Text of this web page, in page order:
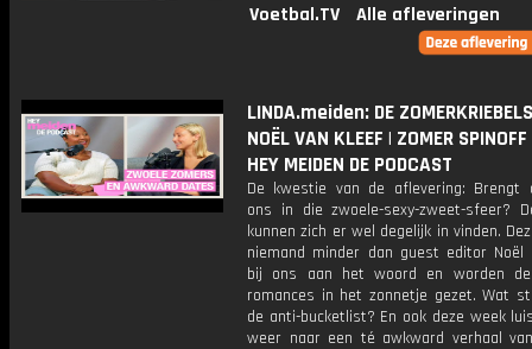
Voetbal.TV
Alle afleveringen
LINDA.meiden: DE
NOËL VAN KLEEF | ZOMER
HEY MEIDEN DE PODCAST
De kwestie van de aflevering: Brengt
ons in die zwoele-sexy-zweet-sfeer?
kunnen zich er wel degelijk in vinden.
niemand minder dan guest editor Noël
bij ons aan het woord en worden
romances in het zonnetje gezet. Wat
de anti-bucketlist? En ook deze week
weer naar een té awkward verhaal